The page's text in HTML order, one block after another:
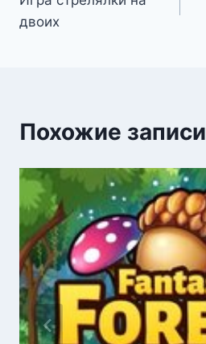
по
двоих
Похожие записи